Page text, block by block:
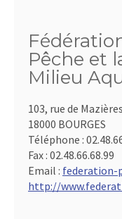
Pêche et
Milieu
103, rue de Mazières
18000 BOURGES
Téléphone :
Fax : 02.48.66.68.99
Email : federation-
http://